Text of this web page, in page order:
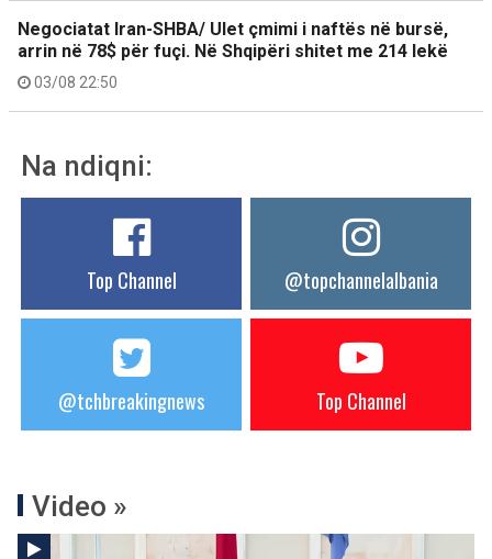
Negociatat Iran-SHBA/ Ulet çmimi i naftës në bursë,
arrin në 78$ për fuçi. Në Shqipëri shitet me 214 lekë
03/08 22:50
Na ndiqni:
Top Channel @topchannelalbania
@tchbreakingnews Top Channel
Video »